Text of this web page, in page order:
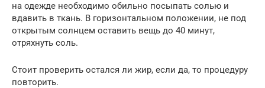
на одежде необходимо обильно посыпать солью и
вдавить в ткань. В горизонтальном положении, не под
открытым солнцем оставить вещь до 40 минут,
отряхнуть соль.
Стоит проверить остался ли жир, если да, то процедуру
повторить.